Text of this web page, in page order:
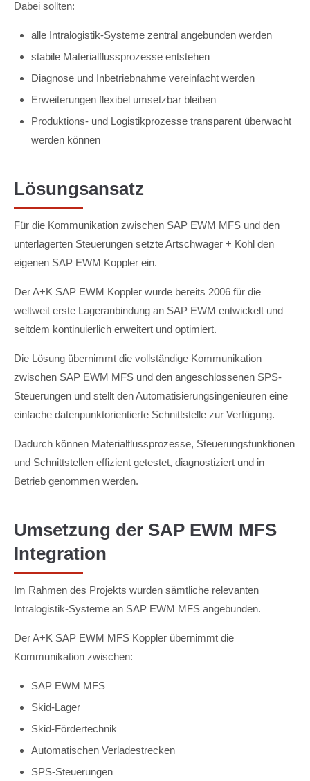
Dabei sollten:
alle Intralogistik-Systeme zentral angebunden werden
stabile Materialflussprozesse entstehen
Diagnose und Inbetriebnahme vereinfacht werden
Erweiterungen flexibel umsetzbar bleiben
Produktions- und Logistikprozesse transparent überwacht
werden können
Lösungsansatz
Für die Kommunikation zwischen SAP EWM MFS und den
unterlagerten Steuerungen setzte Artschwager + Kohl den
eigenen SAP EWM Koppler ein.
Der A+K SAP EWM Koppler wurde bereits 2006 für die
weltweit erste Lageranbindung an SAP EWM entwickelt und
seitdem kontinuierlich erweitert und optimiert.
Die Lösung übernimmt die vollständige Kommunikation
zwischen SAP EWM MFS und den angeschlossenen SPS-
Steuerungen und stellt den Automatisierungsingenieuren eine
einfache datenpunktorientierte Schnittstelle zur Verfügung.
Dadurch können Materialflussprozesse, Steuerungsfunktionen
und Schnittstellen effizient getestet, diagnostiziert und in
Betrieb genommen werden.
Umsetzung der SAP EWM MFS
Integration
Im Rahmen des Projekts wurden sämtliche relevanten
Intralogistik-Systeme an SAP EWM MFS angebunden.
Der A+K SAP EWM MFS Koppler übernimmt die
Kommunikation zwischen:
SAP EWM MFS
Skid-Lager
Skid-Fördertechnik
Automatischen Verladestrecken
SPS-Steuerungen